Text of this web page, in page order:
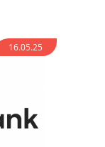
16.05.25